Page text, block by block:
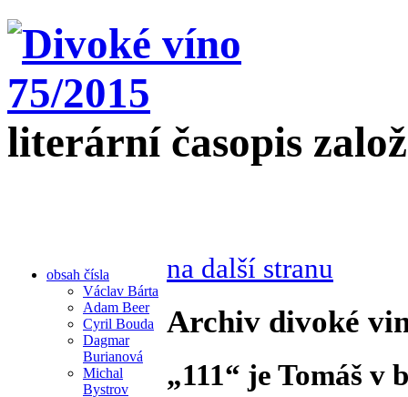
literární časopis
obsah čísla
Václav Bárta
Adam Beer
Cyril Bouda
Dagmar
Burianová
Michal
Bystrov
na další stranu
Archiv divoké
„111“ je Tomáš